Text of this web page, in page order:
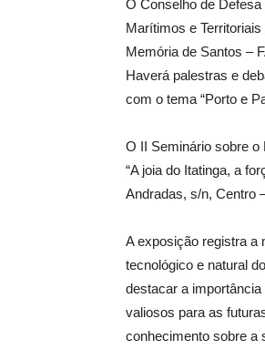
O Conselho de
Marítimos e
Memória de Santos –
Haverá palestras e
com o tema “Porto e
O II Seminário sobre o
“A joia do Itatinga, a
Andradas, s/n, Centro
A exposição registra a
tecnológico e natural
destacar a
valiosos para as
conhecimento sobre a